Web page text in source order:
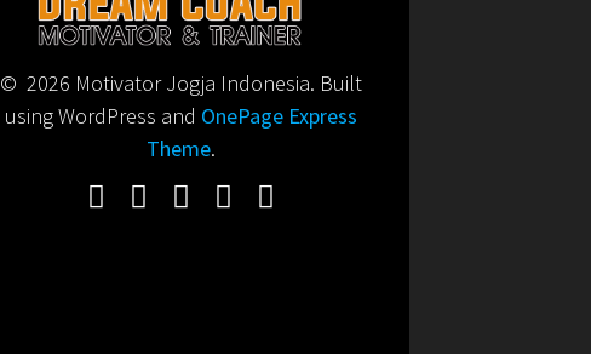
© 2026 Motivator Jogja Indonesia. Built
using WordPress and OnePage Express
Theme.